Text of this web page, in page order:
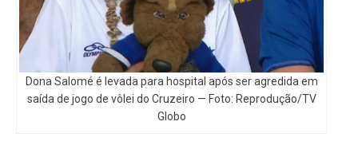
Dona Salomé é levada para hospital após ser agredida em
saída de jogo de vôlei do Cruzeiro — Foto: Reprodução/TV
Globo